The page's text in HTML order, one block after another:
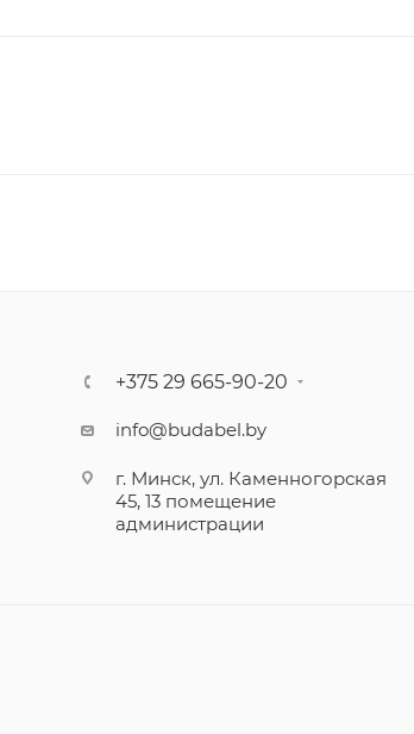
+375 29 665-90-20
info@budabel.by
г. Минск, ул. Каменногорская
45, 13 помещение
администрации